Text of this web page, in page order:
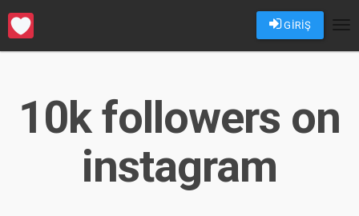
GİRİŞ
10k followers on
instagram